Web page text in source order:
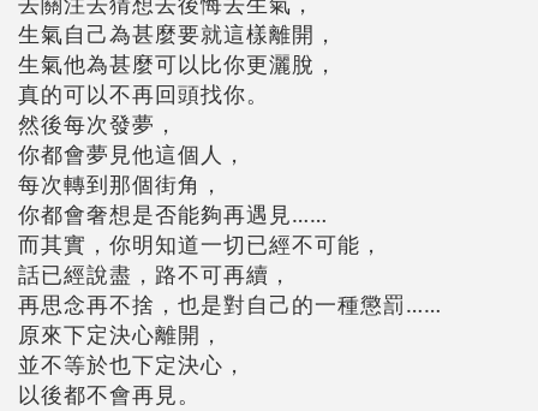
生氣自己為甚麼要就這樣離開，
生氣他為甚麼可以比你更灑脫，
真的可以不再回頭找你。
然後每次發夢，
你都會夢見他這個人，
每次轉到那個街角，
你都會奢想是否能夠再遇見……
而其實，你明知道一切已經不可能，
話已經說盡，路不可再續，
再思念再不捨，也是對自己的一種懲罰……
原來下定決心離開，
並不等於也下定決心，
以後都不會再見。